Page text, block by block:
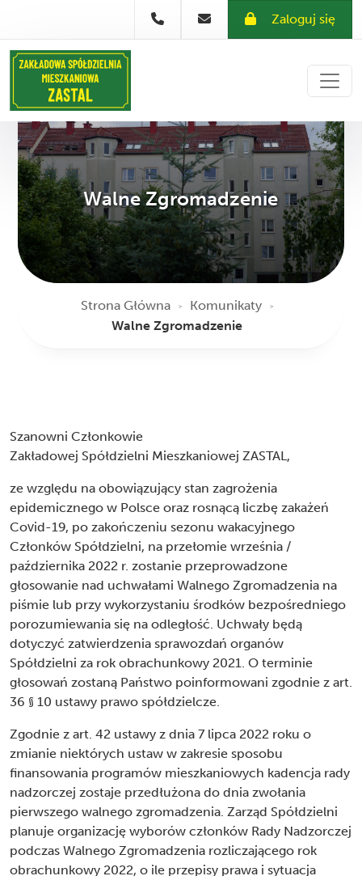
Zaloguj się
Walne Zgromadzenie
Strona Główna > Komunikaty >
Walne Zgromadzenie
Szanowni Członkowie
Zakładowej Spółdzielni Mieszkaniowej ZASTAL,
ze względu na obowiązujący stan zagrożenia
epidemicznego w Polsce oraz rosnącą liczbę zakażeń
Covid-19, po zakończeniu sezonu wakacyjnego
Członków Spółdzielni, na przełomie września /
października 2022 r. zostanie przeprowadzone
głosowanie nad uchwałami Walnego Zgromadzenia na
piśmie lub przy wykorzystaniu środków bezpośredniego
porozumiewania się na odległość. Uchwały będą
dotyczyć zatwierdzenia sprawozdań organów
Spółdzielni za rok obrachunkowy 2021. O terminie
głosowań zostaną Państwo poinformowani zgodnie z art.
36 § 10 ustawy prawo spółdzielcze.
Zgodnie z art. 42 ustawy z dnia 7 lipca 2022 roku o
zmianie niektórych ustaw w zakresie sposobu
finansowania programów mieszkaniowych kadencja rady
nadzorczej zostaje przedłużona do dnia zwołania
pierwszego walnego zgromadzenia. Zarząd Spółdzielni
planuje organizację wyborów członków Rady Nadzorczej
podczas Walnego Zgromadzenia rozliczającego rok
obrachunkowy 2022, o ile przepisy prawa i sytuacja